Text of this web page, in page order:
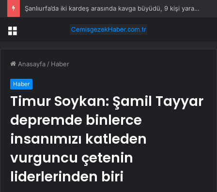
Şanlıurfa’da iki kardeş arasında kavga büyüdü, 9 kişi yaralandı
Menü
Anasayfa / Haber
Haber
Timur Soykan: Şamil Tayyar
depremde binlerce
insanımızı katleden
vurguncu çetenin
liderlerinden biri